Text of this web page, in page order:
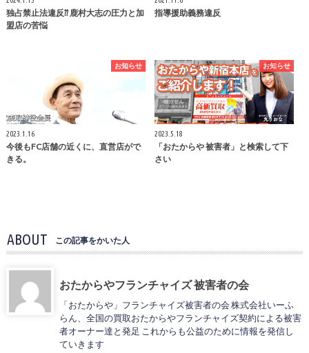
独占禁止法違反⁇ 鹿村大志の圧力と加
盟店の苦悩
指導援助義務違反
お知らせ
2023.1.16
今後もFC店舗の近くに、直営店がで
きる。
お知らせ
2023.5.18
「おたからや 被害者」と検索して下
さい
ABOUT この記事をかいた人
おたからやフランチャイズ 被害者の会
「おたからや」フランチャイズ被害者の会 株式会社いーふ
らん、全国の買取おたからやフランチャイズ契約による被害
者オーナー達と発足 これからも公益のために情報を発信し
ていきます